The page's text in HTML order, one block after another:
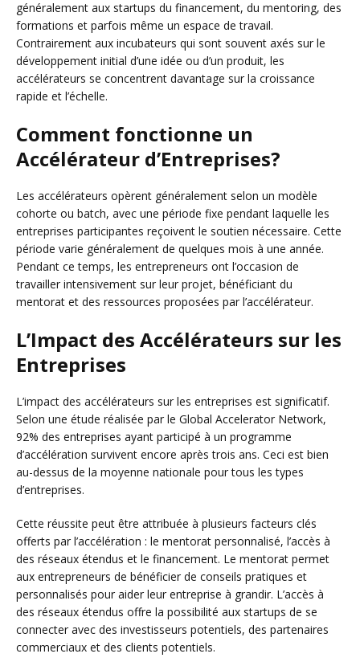
généralement aux startups du financement, du mentoring, des
formations et parfois même un espace de travail.
Contrairement aux incubateurs qui sont souvent axés sur le
développement initial d’une idée ou d’un produit, les
accélérateurs se concentrent davantage sur la croissance
rapide et l’échelle.
Comment fonctionne un
Accélérateur d’Entreprises?
Les accélérateurs opèrent généralement selon un modèle
cohorte ou batch, avec une période fixe pendant laquelle les
entreprises participantes reçoivent le soutien nécessaire. Cette
période varie généralement de quelques mois à une année.
Pendant ce temps, les entrepreneurs ont l’occasion de
travailler intensivement sur leur projet, bénéficiant du
mentorat et des ressources proposées par l’accélérateur.
L’Impact des Accélérateurs sur les
Entreprises
L’impact des accélérateurs sur les entreprises est significatif.
Selon une étude réalisée par le Global Accelerator Network,
92% des entreprises ayant participé à un programme
d’accélération survivent encore après trois ans. Ceci est bien
au-dessus de la moyenne nationale pour tous les types
d’entreprises.
Cette réussite peut être attribuée à plusieurs facteurs clés
offerts par l’accélération : le mentorat personnalisé, l’accès à
des réseaux étendus et le financement. Le mentorat permet
aux entrepreneurs de bénéficier de conseils pratiques et
personnalisés pour aider leur entreprise à grandir. L’accès à
des réseaux étendus offre la possibilité aux startups de se
connecter avec des investisseurs potentiels, des partenaires
commerciaux et des clients potentiels.